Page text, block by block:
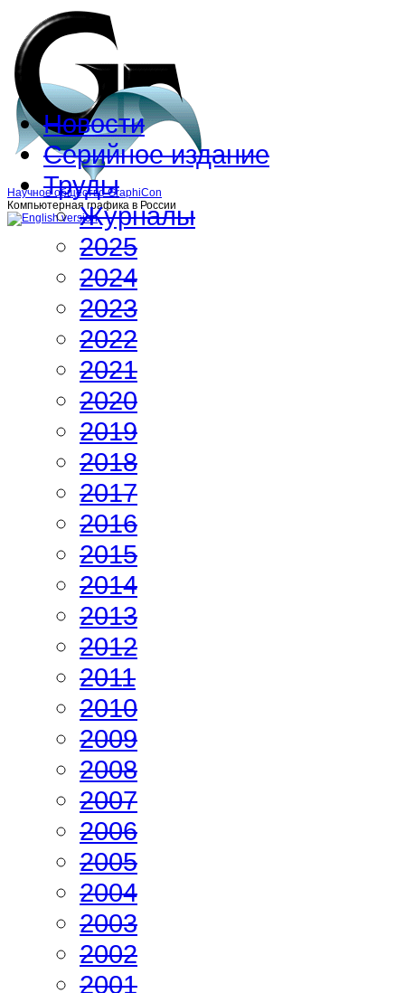
Научное общество GraphiCon
Компьютерная графика в России
Новости
Серийное издание
Труды
Журналы
2025
2024
2023
2022
2021
2020
2019
2018
2017
2016
2015
2014
2013
2012
2011
2010
2009
2008
2007
2006
2005
2004
2003
2002
2001